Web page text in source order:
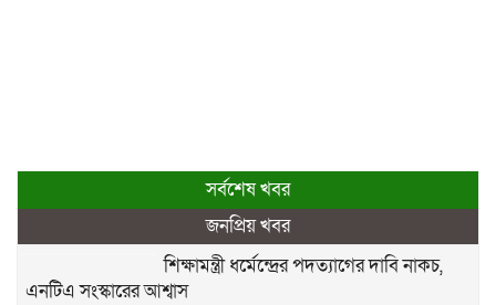
সর্বশেষ খবর
জনপ্রিয় খবর
শিক্ষামন্ত্রী ধর্মেন্দ্রের পদত্যাগের দাবি নাকচ,
এনটিএ সংস্কারের আশ্বাস